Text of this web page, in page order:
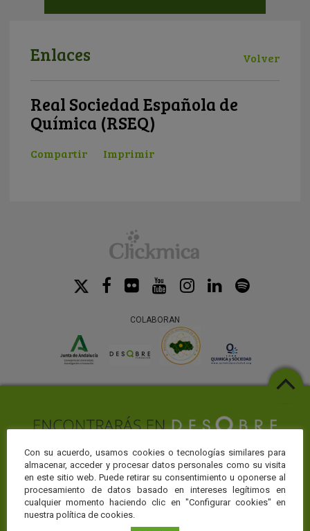
Enlaces Volver
Real Sociedad Española de
Química (RSEQ)
Compartir Imprimir
COLABORAN
Web temáticas
La Fundación Descubre te ofrece toda la actualidad sobre ciencia y
conocimiento en CienciaDirecta, pero puedes profundizar en el área
de conocimiento que más te interese visitando nuestros portales
Con su acuerdo, usamos cookies o tecnologías similares para
almacenar, acceder y procesar datos personales como su visita
en este sitio web. Puede retirar su consentimiento u oponerse al
procesamiento de datos basado en intereses legítimos en
cualquier momento haciendo clic en "Configurar cookies" en
nuestra política de cookies.